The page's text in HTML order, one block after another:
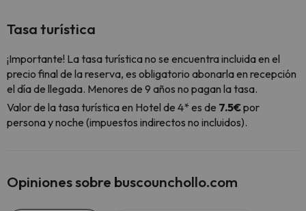
Tasa turística
¡Importante! La tasa turística no se encuentra incluida en el
precio final de la reserva, es obligatorio abonarla en recepción
el día de llegada. Menores de 9 años no pagan la tasa.
Valor de la tasa turística en Hotel de 4* es de 7.5€por
persona y noche (impuestos indirectos no incluidos).
Opiniones sobre buscounchollo.com